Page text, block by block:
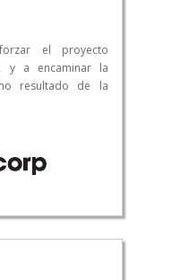
el proyecto
y a encaminar la
resultado de la